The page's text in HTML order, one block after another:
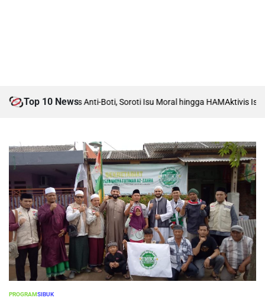
Top 10 News
Debat Boti vs Anti-Boti, Soroti Isu Moral hingga HAM Aktivis Islam
POSTED
PROGRAMSIBUK